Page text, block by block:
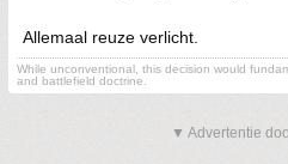
Allemaal reuze verlicht.
While unconventional, this decision would
and battlefield doctrine.
▼ Advertentie